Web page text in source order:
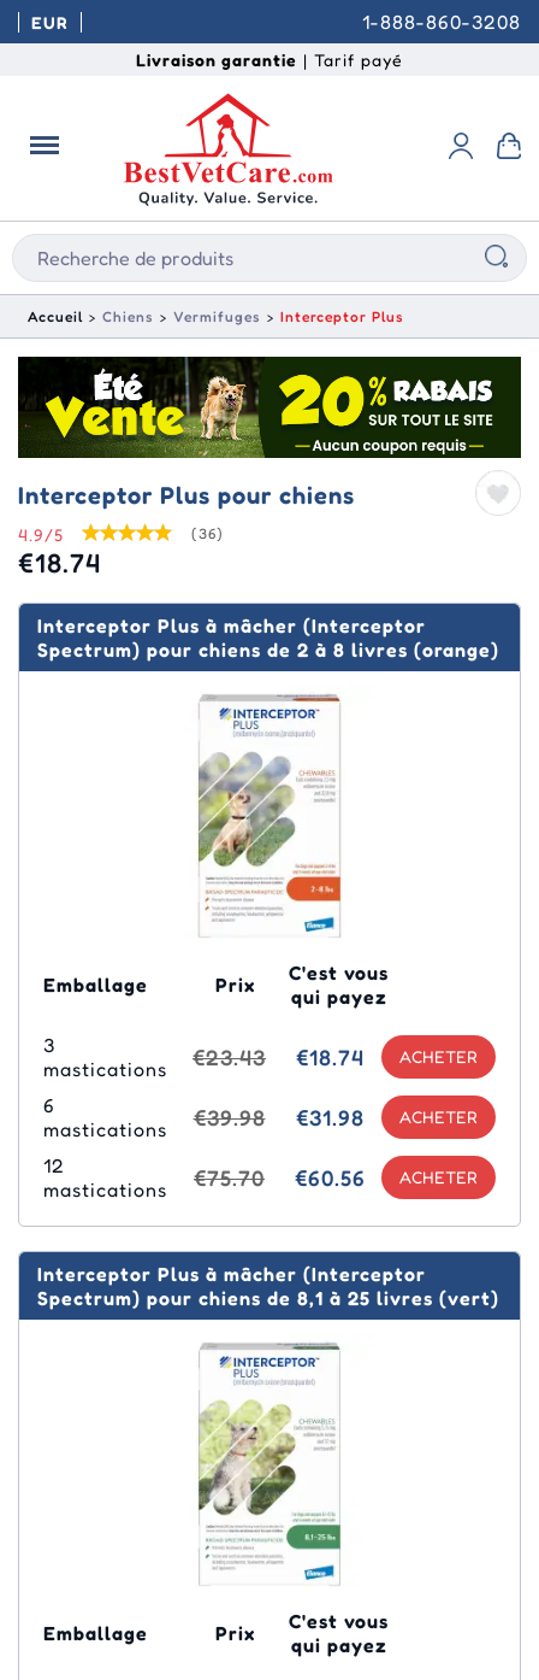
EUR 1-888-860-3208
Livraison garantie | Tarif payé
Accueil Chiens Vermifuges Interceptor Plus
Interceptor Plus pour chiens
4.9/5 (36)
€18.74
Interceptor Plus à mâcher (Interceptor
Spectrum) pour chiens de 2 à 8 livres (orange)
Emballage Prix
C'est vous
qui payez
3
mastications
€23.43 €18.74
6
mastications
€39.98 €31.98
12
mastications
€75.70 €60.56
Interceptor Plus à mâcher (Interceptor
Spectrum) pour chiens de 8,1 à 25 livres (vert)
Emballage Prix
C'est vous
qui payez